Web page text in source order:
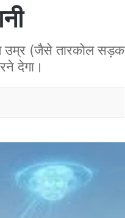
उम्र (जैसे तारकोल सड़क
देगा।